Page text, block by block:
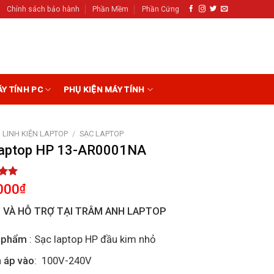
Chính sách bảo hành Phần Mềm Phần Cứng
TÍNH PC PHỤ KIỆN MÁY TÍNH
LINH KIỆN LAPTOP / SẠC LAPTOP
HP 13-AR0001NA
₫
VÀ HỖ TRỢ TẠI TRÂM ANH LAPTOP
: Sạc laptop HP đầu kim nhỏ
áp vào: 100V-240V